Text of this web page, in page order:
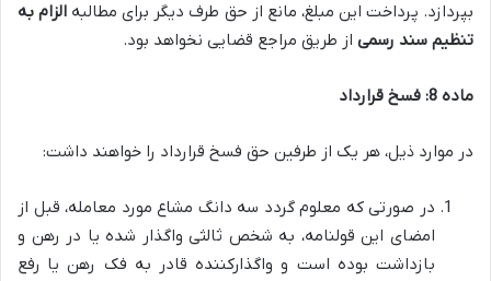
بپردازد. پرداخت این مبلغ، مانع از حق طرف دیگر برای مطالبه الزام به
تنظیم سند رسمی از طریق مراجع قضایی نخواهد بود.
ماده 8: فسخ قرارداد
در موارد ذیل، هر یک از طرفین حق فسخ قرارداد را خواهند داشت:
در صورتی که معلوم گردد سه دانگ مشاع مورد معامله، قبل از
امضای این قولنامه، به شخص ثالثی واگذار شده یا در رهن و
بازداشت بوده است و واگذارکننده قادر به فک رهن یا رفع